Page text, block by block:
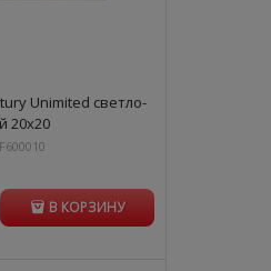
Unimited светло-
20х20
В КОРЗИНУ